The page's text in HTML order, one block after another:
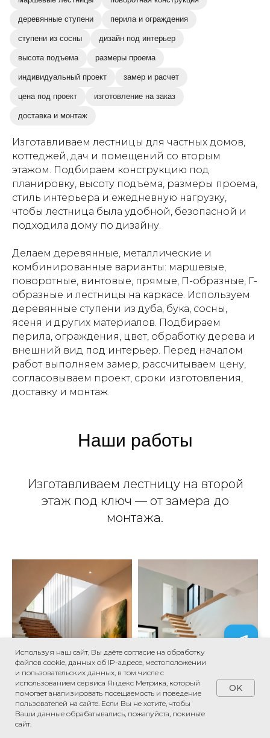
деревянные ступени перила и ограждения
ступени из сосны дизайн под интерьер
высота подъема размеры проема
индивидуальный проект замер и расчет
цена под проект изготовление на заказ
доставка и монтаж
Изготавливаем лестницы для частных домов,
коттеджей, дач и помещений со вторым
этажом. Подбираем конструкцию под
планировку, высоту подъема, размеры проема,
стиль интерьера и ежедневную нагрузку,
чтобы лестница была удобной, безопасной и
подходила дому по дизайну.
Делаем деревянные, металлические и
комбинированные варианты: маршевые,
поворотные, винтовые, прямые, П-образные, Г-
образные и лестницы на каркасе. Используем
деревянные ступени из дуба, бука, сосны,
ясеня и других материалов. Подбираем
перила, ограждения, цвет, обработку дерева и
внешний вид под интерьер. Перед началом
работ выполняем замер, рассчитываем цену,
согласовываем проект, сроки изготовления,
доставку и монтаж.
Наши работы
Изготавливаем лестницу на второй
этаж под ключ — от замера до
монтажа.
Используя наш сайт, Вы даёте согласие на обработку
файлов cookie, данных об IP-адресе, местоположении
и пользовательских данных, в том числе с
использованием сервиса Яндекс Метрика, который
помогает анализировать посещаемость и поведение
пользователей на сайте. Если Вы не хотите, чтобы
Ваши данные обрабатывались, пожалуйста, покиньте
сайт.
OK